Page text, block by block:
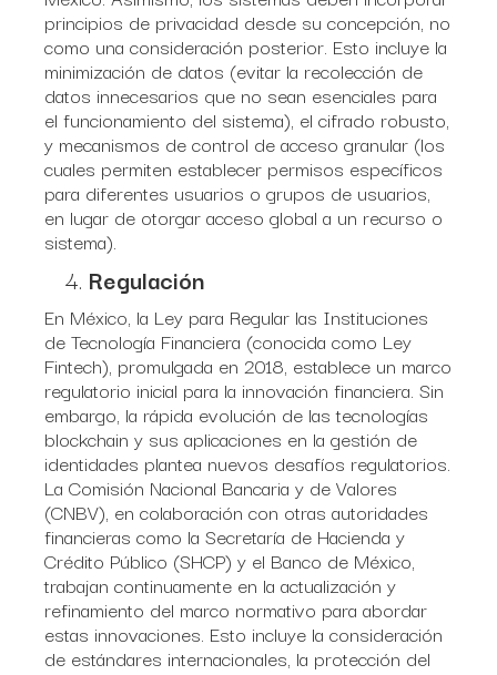
principios de privacidad desde su concepción, no
como una consideración posterior. Esto incluye la
minimización de datos (evitar la recolección de
datos innecesarios que no sean esenciales para
el funcionamiento del sistema), el cifrado robusto,
y mecanismos de control de acceso granular (los
cuales permiten establecer permisos específicos
para diferentes usuarios o grupos de usuarios,
en lugar de otorgar acceso global a un recurso o
sistema).
Regulación
En México, la Ley para Regular las Instituciones
de Tecnología Financiera (conocida como Ley
Fintech), promulgada en 2018, establece un marco
regulatorio inicial para la innovación financiera. Sin
embargo, la rápida evolución de las tecnologías
blockchain y sus aplicaciones en la gestión de
identidades plantea nuevos desafíos regulatorios.
La Comisión Nacional Bancaria y de Valores
(CNBV), en colaboración con otras autoridades
financieras como la Secretaría de Hacienda y
Crédito Público (SHCP) y el Banco de México,
trabajan continuamente en la actualización y
refinamiento del marco normativo para abordar
estas innovaciones. Esto incluye la consideración
de estándares internacionales, la protección del